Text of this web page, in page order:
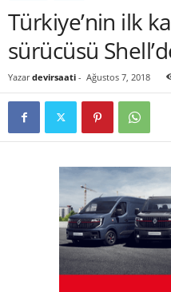
Türkiye’nin ilk
sürücüsü
Yazar devirsaati - Ağustos 7, 2018